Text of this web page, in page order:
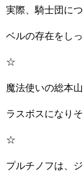
実際、騎士団に
ベルの存在をし
☆
魔法使いの総本
ラスボスになりそ
☆
プルチノフは、